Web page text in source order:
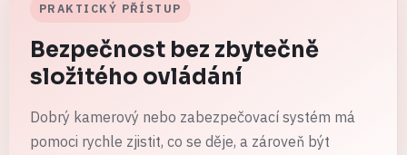
PRAKTICKÝ PŘÍSTUP
Bezpečnost bez zbytečně
složitého ovládání
Dobrý kamerový nebo zabezpečovací systém má
pomoci rychle zjistit, co se děje, a zároveň být